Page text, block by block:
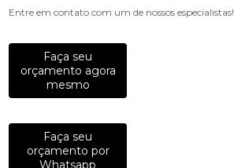
Entre em contato com um de nossos especialistas!
Faça seu
orçamento agora
mesmo
Faça seu
orçamento por
Whatsapp